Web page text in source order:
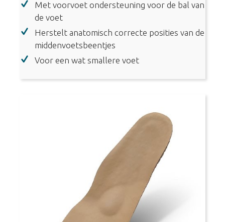
(0155)
aantal
Met voorvoet ondersteuning voor de bal van
de voet
Herstelt anatomisch correcte posities van de
middenvoetsbeentjes
Voor een wat smallere voet